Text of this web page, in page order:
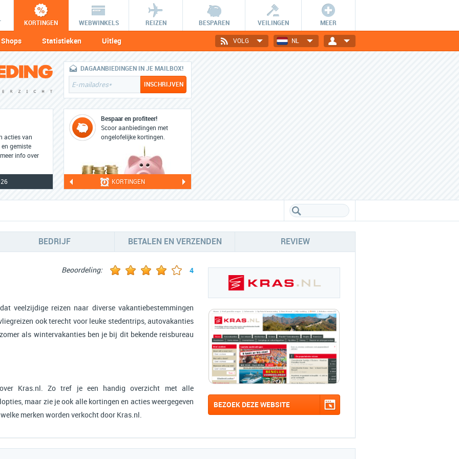
KORTINGEN WEBWINKELS REIZEN BESPAREN VEILINGEN MEER
Shops Statistieken Uitleg NL
VOLG
acties van
gemiste
info over
DAGAANBIEDINGEN IN JE MAILBOX!
Bespaar en profiteer!
Scoor aanbiedingen met
ongelofelijke kortingen.
KORTINGEN
BEDRIJF BETALEN EN VERZENDEN REVIEW
Beoordeling: 4
veelzijdige reizen naar diverse vakantiebestemmingen
ook terecht voor leuke stedentrips, autovakanties
als wintervakanties ben je bij dit bekende reisbureau
Kras.nl. Zo tref je een handig overzicht met alle
maar zie je ook alle kortingen en acties weergegeven
merken worden verkocht door Kras.nl.
BEZOEK DEZE WEBSITE